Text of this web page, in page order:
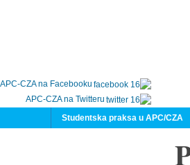
APC-CZA na Facebooku
APC-CZA na Twitteru
Studentska praksa u APC/CZA